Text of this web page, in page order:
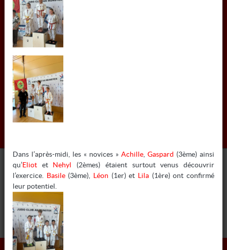
Galerie photos
RESTEZ INFORMÉS
RETROUVEZ-NOUS SUR...
PARTENAIRES DU CLUB
Dans l’après-midi, les « novices »Achille,Gaspard (3ème) ainsi
qu’Eliotet Nehyl
(2èmes) étaient surtout venus découvrir
l’exercice. Basile (3ème), Léon (1er) et Lila (1ère) ont confirmé
leur potentiel.